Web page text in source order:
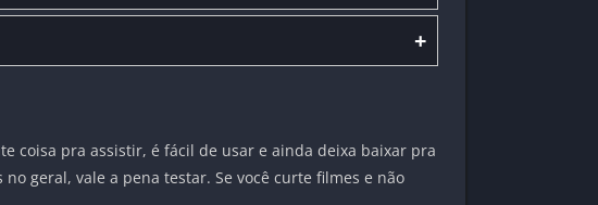
+
coisa pra assistir, é fácil de usar e ainda deixa baixar pra
geral, vale a pena testar. Se você curte filmes e não